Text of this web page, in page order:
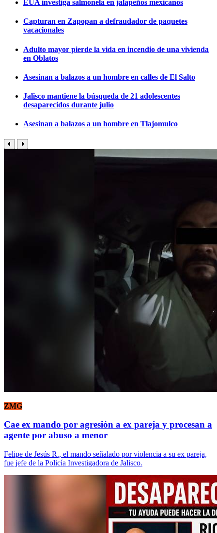
EUA investiga salmonela en jalapeños mexicanos
Capturan en Zapopan a defraudador de paquetes
vacacionales
Adulto mayor pierde la vida en incendio de una vivienda
en Oblatos
Asesinan a balazos a un hombre en calles de El Salto
Jalisco mantiene la búsqueda de 21 adolescentes
desaparecidos durante julio
Asesinan a balazos a un hombre en Tlajomulco
ZMG
Cae ex mando por agresión a ex pareja y procesan a
agente por abuso a menor
Felipe de Jesús R., el mando señalado por violencia a su ex pareja,
fue jefe de la Policía Investigadora de Jalisco.